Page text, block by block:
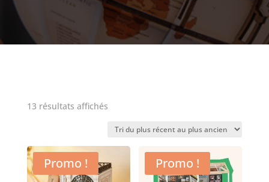
13 résultats affichésTrié
plus
récent
au
plus
Promo ! Promo !